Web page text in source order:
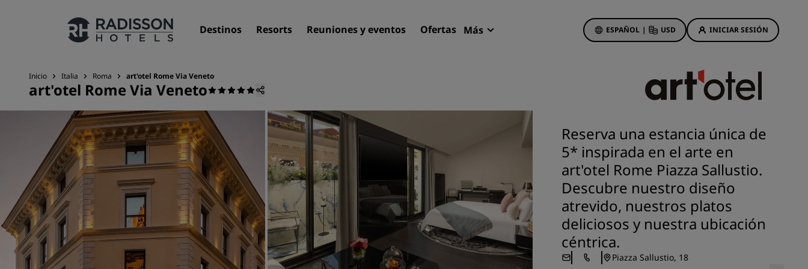
Destinos Resorts Reuniones y eventos Ofertas Más ESPAÑOL | USD INICIAR SESIÓN
Nuestras marcas
Marcas de Radisson Hotels
Resorts
Apartahoteles
Hoteles en el aeropuerto
Hoteles nuevos y de próxima
apertura
Reuniones y eventos
Descubre Radisson Meetings
Ofertas de hotel
A la primera va la vencida
Ofertas especiales
Reservar con antelación
Consultar nuestros paquetes
Ideas de viaje
Inicio Italia Roma art'otel Rome Via Veneto
art'otel Rome Via Veneto
Reserva una estancia única de
5* inspirada en el arte en
art'otel Rome Piazza Sallustio.
Descubre nuestro diseño
atrevido, nuestros platos
deliciosos y nuestra ubicación
céntrica.
Piazza Sallustio, 18